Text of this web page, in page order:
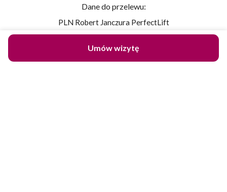
Dane do przelewu:
PLN Robert Janczura PerfectLift
mBank SWIFT: BREXPLPWMBK
PL65 1140 2017 0000 4002 0505 8807
Umów wizytę